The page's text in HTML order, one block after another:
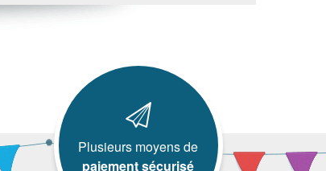
Plusieurs moyens de
paiement sécurisé